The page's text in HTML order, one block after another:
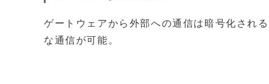
ゲートウェアから外部への通信は暗号化され
な通信が可能。